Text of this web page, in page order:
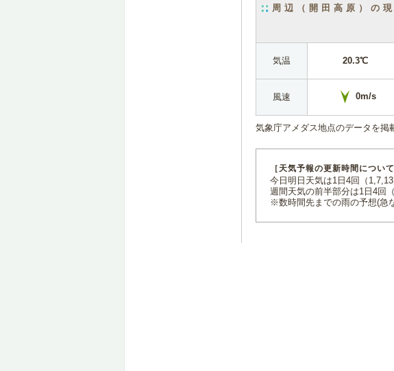
周辺（開田高原）の
気温 20.3℃
風速 0m/s
気象庁アメダス地点のデータを掲
［天気予報の更新時間について
今日明日天気は1日4回（
週間天気の前半部分は1日4回
※数時間先までの雨の予想(急